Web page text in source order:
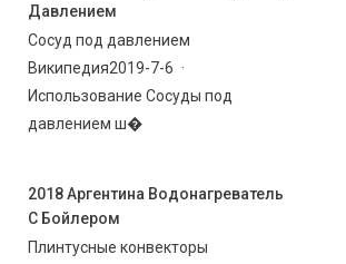
Давлением
Сосуд под давлением
Википедия2019-7-6 ·
Использование Сосуды под
давлением ш�
2018 Аргентина Водонагреватель
С Бойлером
Плинтусные конвекторы